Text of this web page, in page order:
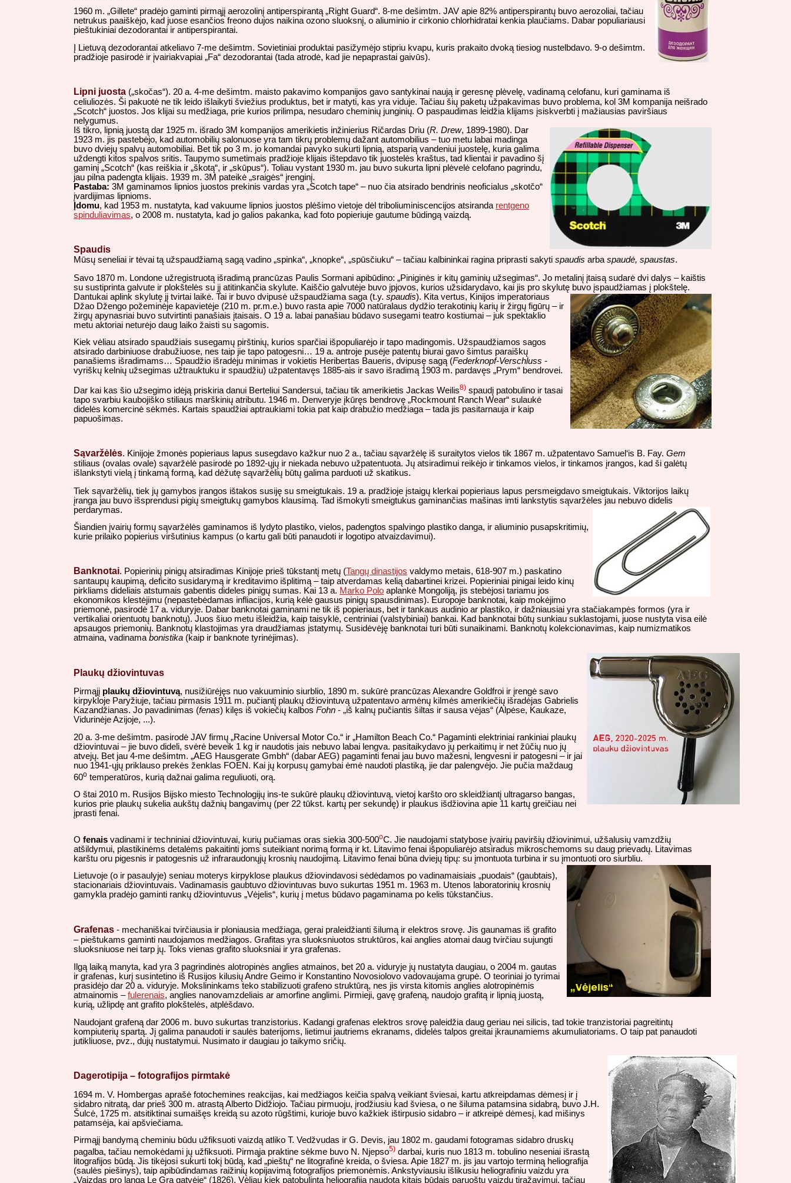
1960 m. „Gillete“ pradėjo gaminti pirmąjį aerozolinį antiperspirantą „Right Guard“. 8-me dešimtm. JAV apie 82% antiperspirantų buvo aerozoliai, tačiau
netrukus paaiškėjo, kad juose esančios freono dujos naikina ozono sluoksnį, o aliuminio ir cirkonio chlorhidratai kenkia plaučiams. Dabar populiariausi
pieštukiniai dezodorantai ir antiperspirantai.
Į Lietuvą dezodorantai atkeliavo 7-me dešimtm. Sovietiniai produktai pasižymėjo stipriu kvapu, kuris prakaito dvoką tiesiog nustelbdavo. 9-o dešimtm.
pradžioje pasirodė ir įvairiakvapiai „Fa“ dezodorantai (tada atrodė, kad jie nepaprastai gaivūs).
Lipni juosta („skočas“). 20 a. 4-me dešimtm. maisto pakavimo kompanijos gavo santykinai naują ir geresnę plėvelę, vadinamą celofanu, kuri gaminama iš
celiuliozės. Ši pakuotė ne tik leido išlaikyti šviežius produktus, bet ir matyti, kas yra viduje. Tačiau šių paketų užpakavimas buvo problema, kol 3M kompanija neišrado
„Scotch“ juostos. Jos klijai su medžiaga, prie kurios prilimpa, nesudaro cheminių junginių. O paspaudimas leidžia klijams įsiskverbti į mažiausias paviršiaus
nelygumus.
Iš tikro, lipnią juostą dar 1925 m. išrado 3M kompanijos amerikietis inžinierius Ričardas Driu (R. Drew, 1899-1980). Dar
1923 m. jis pastebėjo, kad automobilių salonuose yra tam tikrų problemų dažant automobilius – tuo metu labai madinga
buvo dviejų spalvų automobiliai. Bet tik po 3 m. jo komandai pavyko sukurti lipnią, atsparią vandeniui juostelę, kuria galima
uždengti kitos spalvos sritis. Taupymo sumetimais pradžioje klijais ištepdavo tik juostelės kraštus, tad klientai ir pavadino šį
gaminį „Scotch“ (kas reiškia ir „škotą“, ir „skūpus“). Toliau vystant 1930 m. jau buvo sukurta lipni plėvelė celofano pagrindu,
jau pilna padengta klijais. 1939 m. 3M pateikė „sraigės“ įrenginį.
Pastaba: 3M gaminamos lipnios juostos prekinis vardas yra „Scotch tape“ – nuo čia atsirado bendrinis neoficialus „skotčo“
įvardijimas lipnioms.
Įdomu, kad 1953 m. nustatyta, kad vakuume lipnios juostos plėšimo vietoje dėl triboliuminiscencijos atsiranda rentgeno
spinduliavimas, o 2008 m. nustatyta, kad jo galios pakanka, kad foto popieriuje gautume būdingą vaizdą.
Spaudis
Mūsų seneliai ir tėvai tą užspaudžiamą sagą vadino „spinka“, „knopke“, „spūsčiuku“ – tačiau kalbininkai ragina priprasti sakyti spaudis arbaspaudė, spaustas.
Savo 1870 m. Londone užregistruotą išradimą prancūzas Paulis Sormani apibūdino: „Piniginės ir kitų gaminių užsegimas“. Jo metalinį įtaisą sudarė dvi dalys – kaištis
su sustiprinta galvute ir plokštelės su jį atitinkančia skylute. Kaiščio galvutėje buvo įpjovos, kurios užsidarydavo, kai jis pro skylutę buvo įspaudžiamas į plokštelę.
Dantukai aplink skylutę jį tvirtai laikė. Tai ir buvo dvipusė užspaudžiama saga (t.y. spaudis). Kita vertus, Kinijos imperatoriaus
Džao Džengo požeminėje kapavietėje (210 m. pr.m.e.) buvo rasta apie 7000 natūralaus dydžio terakotinių karių ir žirgų figūrų – ir
žirgų apynasriai buvo sutvirtinti panašiais įtaisais. O 19 a. labai panašiau būdavo susegami teatro kostiumai – juk spektaklio
metu aktoriai neturėjo daug laiko žaisti su sagomis.
Kiek vėliau atsirado spaudžiais susegamų pirštinių, kurios sparčiai išpopuliarėjo ir tapo madingomis. Užspaudžiamos sagos
atsirado darbiniuose drabužiuose, nes taip jie tapo patogesni… 19 a. antroje pusėje patentų biurai gavo šimtus paraiškų
panašiems išradimams… Spaudžio išradėju minimas ir vokietis Heribertas Baueris, dvipusę sagą (Federknopf-Verschluss -
vyriškų kelnių užsegimas užtrauktuku ir spaudžiu) užpatentavęs 1885-ais ir savo išradimą 1903 m. pardavęs „Prym“ bendrovei.
Dar kai kas šio užsegimo idėją priskiria danui Berteliui Sandersui, tačiau tik amerikietis Jackas Weilis8) spaudį patobulino ir tasai
tapo svarbiu kaubojiško stiliaus marškinių atributu. 1946 m. Denveryje įkūręs bendrovę „Rockmount Ranch Wear“ sulaukė
didelės komercinė sėkmės. Kartais spaudžiai aptraukiami tokia pat kaip drabužio medžiaga – tada jis pasitarnauja ir kaip
papuošimas.
Sąvaržėlės. Kinijoje žmonės popieriaus lapus susegdavo kažkur nuo 2 a., tačiau sąvaržėlę iš suraitytos vielos tik 1867 m. užpatentavo Samuel‘is B. Fay. Gem
stiliaus (ovalas ovale) sąvaržėlė pasirodė po 1892-ųjų ir niekada nebuvo užpatentuota. Jų atsiradimui reikėjo ir tinkamos vielos, ir tinkamos įrangos, kad ši galėtų
išlankstyti vielą į tinkamą formą, kad dėžutę sąvaržėlių būtų galima parduoti už skatikus.
Tiek sąvaržėlių, tiek jų gamybos įrangos ištakos susiję su smeigtukais. 19 a. pradžioje įstaigų klerkai popieriaus lapus persmeigdavo smeigtukais. Viktorijos laikų
įranga jau buvo išsprendusi pigių smeigtukų gamybos klausimą. Tad išmokyti smeigtukus gaminančias mašinas imti lankstytis sąvaržėles jau nebuvo didelis
perdarymas.
Šiandien įvairių formų sąvaržėlės gaminamos iš lydyto plastiko, vielos, padengtos spalvingo plastiko danga, ir aliuminio pusapskritimių,
kurie prilaiko popierius viršutinius kampus (o kartu gali būti panaudoti ir logotipo atvaizdavimui).
Banknotai. Popierinių pinigų atsiradimas Kinijoje prieš tūkstantį metų (Tangų dinastijos valdymo metais, 618-907 m.) paskatino
santaupų kaupimą, deficito susidarymą ir kreditavimo išplitimą – taip atverdamas kelią dabartinei krizei. Popieriniai pinigai leido kinų
pirkliams dideliais atstumais gabentis dideles pinigų sumas. Kai 13 a. Marko Polo aplankė Mongoliją, jis stebėjosi tariamu jos
ekonomikos klestėjimu (nepastebėdamas infliacijos, kurią kėlė gausus pinigų spausdinimas). Europoje banknotai, kaip mokėjimo
priemonė, pasirodė 17 a. viduryje. Dabar banknotai gaminami ne tik iš popieriaus, bet ir tankaus audinio ar plastiko, ir dažniausiai yra stačiakampės formos (yra ir
vertikaliai orientuotų banknotų). Juos šiuo metu išleidžia, kaip taisyklė, centriniai (valstybiniai) bankai. Kad banknotai būtų sunkiau suklastojami, juose nustyta visa eilė
apsaugos priemonių. Banknotų klastojimas yra draudžiamas įstatymų. Susidėvėję banknotai turi būti sunaikinami. Banknotų kolekcionavimas, kaip numizmatikos
atmaina, vadinamabonistika (kaip ir banknote tyrinėjimas).
Plaukų džiovintuvas
Pirmąjį plaukų džiovintuvą, nusižiūrėjęs nuo vakuuminio siurblio, 1890 m. sukūrė prancūzas Alexandre Goldfroi ir įrengė savo
kirpykloje Paryžiuje, tačiau pirmasis 1911 m. pučiantį plaukų džiovintuvą užpatentavo armėnų kilmės amerikiečių išradėjas Gabrielis
Kazandžianas. Jo pavadinimas (fenas) kilęs iš vokiečių kalbos Fohn - „iš kalnų pučiantis šiltas ir sausa vėjas“ (Alpėse, Kaukaze,
Vidurinėje Azijoje, ...).
20 a. 3-me dešimtm. pasirodė JAV firmų „Racine Universal Motor Co.“ ir „Hamilton Beach Co.“ Pagaminti elektriniai rankiniai plaukų
džiovintuvai – jie buvo dideli, svėrė beveik 1 kg ir naudotis jais nebuvo labai lengva. pasitaikydavo jų perkaitimų ir net žūčių nuo jų
atvejų. Bet jau 4-me dešimtm. „AEG Hausgerate Gmbh“ (dabar AEG) pagaminti fenai jau buvo mažesni, lengvesni ir patogesni – ir jai
nuo 1941-ųjų priklauso prekės ženklas FOEN. Kai jų korpusų gamybai ėmė naudoti plastiką, jie dar palengvėjo. Jie pučia maždaug
60o temperatūros, kurią dažnai galima reguliuoti, orą.
O štai 2010 m. Rusijos Bijsko miesto Technologijų ins-te sukūrė plaukų džiovintuvą, vietoj karšto oro skleidžiantį ultragarso bangas,
kurios prie plaukų sukelia aukštų dažnių bangavimų (per 22 tūkst. kartų per sekundę) ir plaukus išdžiovina apie 11 kartų greičiau nei
įprasti fenai.
O fenais vadinami ir techniniai džiovintuvai, kurių pučiamas oras siekia 300-500oC. Jie naudojami statybose įvairių paviršių džiovinimui, užšalusių vamzdžių
atšildymui, plastikinėms detalėms pakaitinti joms suteikiant norimą formą ir kt. Litavimo fenai išpopuliarėjo atsiradus mikroschemoms su daug prievadų. Litavimas
karštu oru pigesnis ir patogesnis už infraraudonųjų krosnių naudojimą. Litavimo fenai būna dviejų tipų: su įmontuota turbina ir su įmontuoti oro siurbliu.
Lietuvoje (o ir pasaulyje) seniau moterys kirpyklose plaukus džiovindavosi sėdėdamos po vadinamaisiais „puodais“ (gaubtais),
stacionariais džiovintuvais. Vadinamasis gaubtuvo džiovintuvas buvo sukurtas 1951 m. 1963 m. Utenos laboratorinių krosnių
gamykla pradėjo gaminti rankų džiovintuvus „Vėjelis“, kurių į metus būdavo pagaminama po kelis tūkstančius.
Grafenas - mechaniškai tvirčiausia ir ploniausia medžiaga, gerai praleidžianti šilumą ir elektros srovę. Jis gaunamas iš grafito
– pieštukams gaminti naudojamos medžiagos. Grafitas yra sluoksniuotos struktūros, kai anglies atomai daug tvirčiau sujungti
sluoksniuose nei tarp jų. Toks vienas grafito sluoksniai ir yra grafenas.
Ilgą laiką manyta, kad yra 3 pagrindinės alotropinės anglies atmainos, bet 20 a. viduryje jų nustatyta daugiau, o 2004 m. gautas
ir grafenas, kurį susintetino iš Rusijos kilusių Andre Geimo ir Konstantino Novosiolovo vadovaujama grupė. O teoriniai jo tyrimai
prasidėjo dar 20 a. viduryje. Mokslininkams teko stabilizuoti grafeno struktūrą, nes jis virsta kitomis anglies alotropinėmis
atmainomis –fulerenais, anglies nanovamzdeliais ar amorfine anglimi. Pirmieji, gavę grafeną, naudojo grafitą ir lipnią juostą,
kurią, užlipdę ant grafito plokštelės, atplėšdavo.
Naudojant grafeną dar 2006 m. buvo sukurtas tranzistorius. Kadangi grafenas elektros srovę paleidžia daug geriau nei silicis, tad tokie tranzistoriai pagreitintų
kompiuterių spartą. Jį galima panaudoti ir saulės baterijoms, lietimui jautriems ekranams, didelės talpos greitai įkraunamiems akumuliatoriams. O taip pat panaudoti
jutikliuose, pvz., dujų nustatymui. Nusimato ir daugiau jo taikymo sričių.
Dagerotipija – fotografijos pirmtakė
1694 m. V. Hombergas aprašė fotochemines reakcijas, kai medžiagos keičia spalvą veikiant šviesai, kartu atkreipdamas dėmesį ir į
sidabro nitratą, dar prieš 300 m. atrastą Alberto Didžiojo. Tačiau pirmuoju, įrodžiusiu kad šviesa, o ne šiluma patamsina sidabrą, buvo J.H.
Šulcė, 1725 m. atsitiktinai sumaišęs kreidą su azoto rūgštimi, kurioje buvo kažkiek ištirpusio sidabro – ir atkreipė dėmesį, kad mišinys
patamsėja, kai apšviečiama.
Pirmąjį bandymą cheminiu būdu užfiksuoti vaizdą atliko T. Vedžvudas ir G. Devis, jau 1802 m. gaudami fotogramas sidabro druskų
pagalba, tačiau nemokėdami jų užfiksuoti. Pirmąja praktine sėkme buvo N. Njepso5) darbai, kuris nuo 1813 m. tobulino neseniai išrastą
litografijos būdą. Jis tikėjosi sukurti tokį būdą, kad „pieštų“ ne litografinė kreida, o šviesa. Apie 1827 m. jis jau vartojo terminą heliografija
(saulės piešinys), taip apibūdindamas raižinių kopijavimą fotografijos priemonėmis. Ankstyviausiu išlikusiu heliografiniu vaizdu yra
„Vaizdas pro langą Le Gra gatvėje“ (1826). Vėliau kiek patobulinta heliografija naudota kitais būdais paruoštų vaizdų tiražavimui, tačiau